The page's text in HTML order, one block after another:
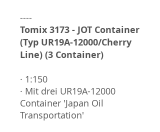
----
Tomix 3173 - JOT Container
(Typ UR19A-12000/Cherry
Line) (3 Container)
· 1:150
· Mit drei UR19A-12000
Container 'Japan Oil
Transportation'